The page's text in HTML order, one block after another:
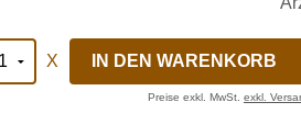
X
Preise exkl. MwSt. exkl.